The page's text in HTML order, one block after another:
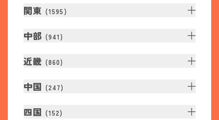
関東 (1595 )
中部 (941 )
近畿 (860)
中国 (247)
四国 (152)